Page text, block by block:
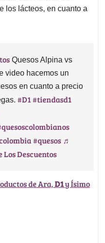
los lácteos, en cuanto a
Quesos Alpina vs
video hacemos un
en cuanto a precio
#D1#tiendasd1
#quesos ♬
Descuentos
de Ara,D1y Ísimo